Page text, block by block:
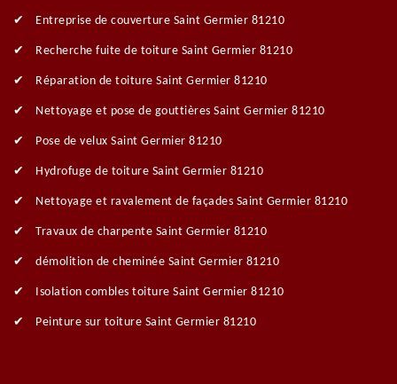
Entreprise de couverture Saint Germier 81210
Recherche fuite de toiture Saint Germier 81210
Réparation de toiture Saint Germier 81210
Nettoyage et pose de gouttières Saint Germier 81210
Pose de velux Saint Germier 81210
Hydrofuge de toiture Saint Germier 81210
Nettoyage et ravalement de façades Saint Germier 81210
Travaux de charpente Saint Germier 81210
démolition de cheminée Saint Germier 81210
Isolation combles toiture Saint Germier 81210
Peinture sur toiture Saint Germier 81210